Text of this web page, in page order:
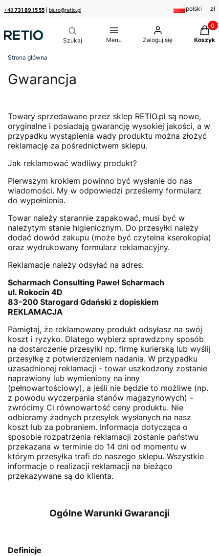
+48 731 89 15 55 biuro@retio.pl polski zł
Menu Zaloguj się Koszyk
Strona główna
Gwarancja
Towary sprzedawane przez sklep RETIO.pl są nowe,
oryginalne i posiadają gwarancję wysokiej jakości, a w
przypadku wystąpienia wady produktu można złożyć
reklamację za pośrednictwem sklepu.
Jak reklamować wadliwy produkt?
Pierwszym krokiem powinno być wysłanie do nas
wiadomości. My w odpowiedzi prześlemy formularz
do wypełnienia.
Towar należy starannie zapakować, musi być w
należytym stanie higienicznym. Do przesyłki należy
dodać dowód zakupu (może być czytelna kserokopia)
oraz wydrukowany formularz reklamacyjny.
Reklamacje należy odsyłać na adres:
Scharmach Consulting Paweł Scharmach
ul. Rokocin 4D
83-200 Starogard Gdański z dopiskiem
REKLAMACJA
Pamiętaj, że reklamowany produkt odsyłasz na swój
koszt i ryzyko. Dlatego wybierz sprawdzony sposób
na dostarczenie przesyłki np. firmę kurierską lub wyślij
przesyłkę z potwierdzeniem nadania. W przypadku
uzasadnionej reklamacji - towar uszkodzony zostanie
naprawiony lub wymieniony na inny
(pełnowartościowy), a jeśli nie będzie to możliwe (np.
z powodu wyczerpania stanów magazynowych) -
zwrócimy Ci równowartość ceny produktu. Nie
odbieramy żadnych przesyłek wysłanych na nasz
koszt lub za pobraniem. Informacja dotycząca o
sposobie rozpatrzenia reklamacji zostanie państwu
przekazana w terminie do 14 dni od momentu w
którym przesyłka trafi do naszego sklepu. Wszystkie
informacje o realizacji reklamacji na bieżąco
przekazywane są do klienta.
Ogólne Warunki Gwarancji
Definicje